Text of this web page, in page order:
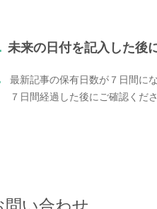
未来の日付を記入した後
最新記事の保有日数が７日間に
７日間経過した後にご確認くださ